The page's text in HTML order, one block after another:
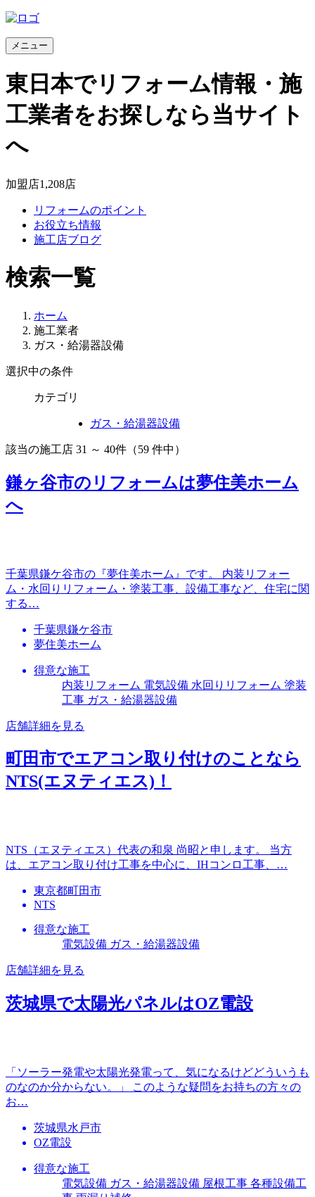
メニュー
東日本でリフォーム情報・施
工業者をお探しなら当サイト
へ
加盟店1,208店
リフォームのポイント
お役立ち情報
施工店ブログ
検索一覧
ホーム
施工業者
ガス・給湯器設備
選択中の条件
カテゴリ
ガス・給湯器設備
該当の施工店 31 ～ 40件（59 件中）
鎌ヶ谷市のリフォームは夢住美ホーム
へ
千葉県鎌ケ谷市の『夢住美ホーム』です。 内装リフォー
ム・水回りリフォーム・塗装工事、設備工事など、住宅に関
する…
千葉県鎌ケ谷市
夢住美ホーム
得意な施工
内装リフォーム 電気設備 水回りリフォーム 塗装
工事 ガス・給湯器設備
店舗詳細を見る
町田市でエアコン取り付けのことなら
NTS(エヌティエス)！
NTS（エヌティエス）代表の和泉 尚昭と申します。 当方
は、エアコン取り付け工事を中心に、IHコンロ工事、…
東京都町田市
NTS
得意な施工
電気設備 ガス・給湯器設備
店舗詳細を見る
茨城県で太陽光パネルはOZ電設
「ソーラー発電や太陽光発電って、気になるけどどういうも
のなのか分からない。」 このような疑問をお持ちの方々の
お…
茨城県水戸市
OZ電設
得意な施工
電気設備 ガス・給湯器設備 屋根工事 各種設備工